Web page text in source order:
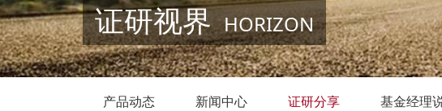
证研视界 HORIZON
产品动态 新闻中心 证研分享 基金经理